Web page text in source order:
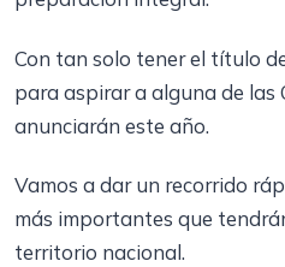
Con tan solo tener el título
para aspirar a alguna de las
anunciarán este año.
Vamos a dar un recorrido
más importantes que
territorio nacional.